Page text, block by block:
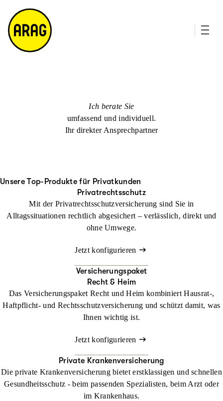
m
a
p
Ich berate Sie
umfassend und individuell.
Ihr direkter Ansprechpartner
Unsere Top-Produkte für Privatkunden
Privatrechtsschutz
Mit der Privatrechtsschutzversicherung sind Sie in
Alltagssituationen rechtlich abgesichert – verlässlich, direkt und
ohne Umwege.
Jetzt konfigurieren
Versicherungspaket
Recht & Heim
Das Versicherungspaket Recht und Heim kombiniert Hausrat-,
Haftpflicht- und Rechtsschutzversicherung und schützt damit, was
Ihnen wichtig ist.
Jetzt konfigurieren
Private Krankenversicherung
Die private Krankenversicherung bietet erstklassigen und schnellen
Gesundheitsschutz - beim passenden Spezialisten, beim Arzt oder
im Krankenhaus.